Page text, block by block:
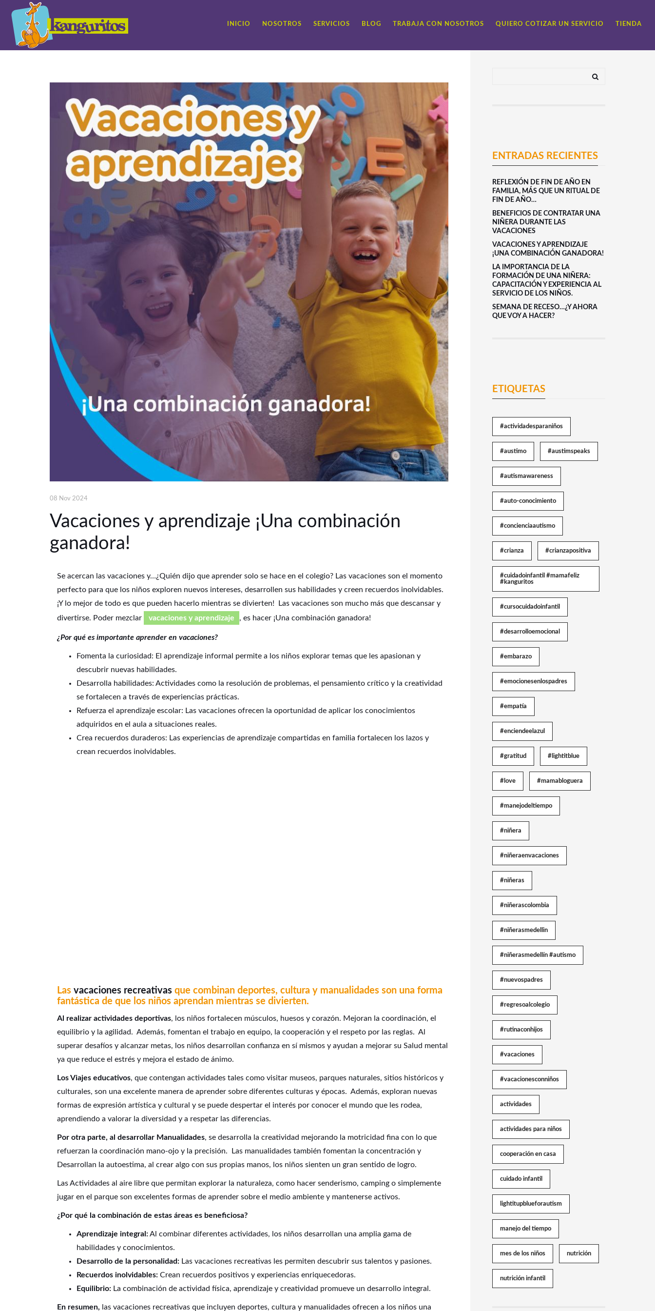
INICIO NOSOTROS SERVICIOS BLOG TRABAJA CON NOSOTROS QUIERO COTIZAR UN SERVICIO TIENDA
08 Nov 2024
Vacaciones y aprendizaje ¡Una combinación
ganadora!
Se acercan las vacaciones y…¿Quién dijo que aprender solo se hace en el colegio? Las vacaciones son el momento
perfecto para que los niños exploren nuevos intereses, desarrollen sus habilidades y creen recuerdos inolvidables.
¡Y lo mejor de todo es que pueden hacerlo mientras se divierten! Las vacaciones son mucho más que descansar y
divertirse. Poder mezclar
vacaciones y aprendizaje , es hacer ¡Una combinación ganadora!
¿Por qué es importante aprender en vacaciones?
Fomenta la curiosidad: El aprendizaje informal permite a los niños explorar temas que les apasionan y
descubrir nuevas habilidades.
Desarrolla habilidades: Actividades como la resolución de problemas, el pensamiento crítico y la creatividad
se fortalecen a través de experiencias prácticas.
Refuerza el aprendizaje escolar: Las vacaciones ofrecen la oportunidad de aplicar los conocimientos
adquiridos en el aula a situaciones reales.
Crea recuerdos duraderos: Las experiencias de aprendizaje compartidas en familia fortalecen los lazos y
crean recuerdos inolvidables.
Las vacaciones recreativas que combinan deportes, cultura y manualidades son una forma
fantástica de que los niños aprendan mientras se divierten.
Al realizar actividades deportivas, los niños fortalecen músculos, huesos y corazón. Mejoran la coordinación, el
equilibrio y la agilidad. Además, fomentan el trabajo en equipo, la cooperación y el respeto por las reglas. Al
superar desafíos y alcanzar metas, los niños desarrollan confianza en sí mismos y ayudan a mejorar su Salud mental
ya que reduce el estrés y mejora el estado de ánimo.
Los Viajes educativos, que contengan actividades tales como visitar museos, parques naturales, sitios históricos y
culturales, son una excelente manera de aprender sobre diferentes culturas y épocas. Además, exploran nuevas
formas de expresión artística y cultural y se puede despertar el interés por conocer el mundo que les rodea,
aprendiendo a valorar la diversidad y a respetar las diferencias.
Por otra parte, al desarrollar Manualidades, se desarrolla la creatividad mejorando la motricidad fina con lo que
refuerzan la coordinación mano-ojo y la precisión. Las manualidades también fomentan la concentración y
Desarrollan la autoestima, al crear algo con sus propias manos, los niños sienten un gran sentido de logro.
Las Actividades al aire libre que permitan explorar la naturaleza, como hacer senderismo, camping o simplemente
jugar en el parque son excelentes formas de aprender sobre el medio ambiente y mantenerse activos.
¿Por qué la combinación de estas áreas es beneficiosa?
Aprendizaje integral:Al combinar diferentes actividades, los niños desarrollan una amplia gama de
habilidades y conocimientos.
Desarrollo de la personalidad: Las vacaciones recreativas les permiten descubrir sus talentos y pasiones.
Recuerdos inolvidables: Crean recuerdos positivos y experiencias enriquecedoras.
Equilibrio: La combinación de actividad física, aprendizaje y creatividad promueve un desarrollo integral.
En resumen, las vacaciones recreativas que incluyen deportes, cultura y manualidades ofrecen a los niños una
ENTRADAS RECIENTES
REFLEXIÓN DE FIN DE AÑO EN
FAMILIA, MÁS QUE UN RITUAL DE
FIN DE AÑO…
BENEFICIOS DE CONTRATAR UNA
NIÑERA DURANTE LAS
VACACIONES
VACACIONES Y APRENDIZAJE
¡UNA COMBINACIÓN GANADORA!
LA IMPORTANCIA DE LA
FORMACIÓN DE UNA NIÑERA:
CAPACITACIÓN Y EXPERIENCIA AL
SERVICIO DE LOS NIÑOS.
SEMANA DE RECESO…¿Y AHORA
QUE VOY A HACER?
ETIQUETAS
#actividadesparaniños
#austimo #austimspeaks
#autismawareness
#auto-conocimiento
#concienciaautismo
#crianza #crianzapositiva
#cuidadoinfantil #mamafeliz
#kanguritos
#cursocuidadoinfantil
#desarrolloemocional
#embarazo
#emocionesenlospadres
#empatía
#enciendeelazul
#gratitud #lightitblue
#love #mamabloguera
#manejodeltiempo
#niñera
#niñeraenvacaciones
#niñeras
#niñerascolombia
#niñerasmedellin
#niñerasmedellín #autismo
#nuevospadres
#regresoalcolegio
#rutinaconhijos
#vacaciones
#vacacionesconniños
actividades
actividades para niños
cooperación en casa
cuidado infantil
lightitupblueforautism
manejo del tiempo
mes de los niños nutrición
nutrición infantil